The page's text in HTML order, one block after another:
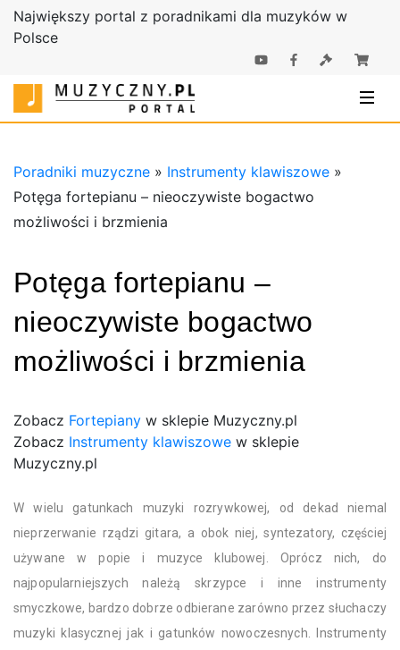
Największy portal z poradnikami dla muzyków w
Polsce
Sklep
muzyczne |
Poradniki muzyczne » Instrumenty klawiszowe »
Potęga fortepianu – nieoczywiste bogactwo
możliwości i brzmienia
Potęga fortepianu –
nieoczywiste bogactwo
możliwości i brzmienia
Zobacz Fortepiany w sklepie Muzyczny.pl
Zobacz Instrumenty klawiszowe w sklepie
Muzyczny.pl
W wielu gatunkach muzyki rozrywkowej, od dekad niemal
nieprzerwanie rządzi gitara, a obok niej, syntezatory, częściej
używane w popie i muzyce klubowej. Oprócz nich, do
najpopularniejszych należą skrzypce i inne instrumenty
smyczkowe, bardzo dobrze odbierane zarówno przez słuchaczy
muzyki klasycznej jak i gatunków nowoczesnych. Instrumenty